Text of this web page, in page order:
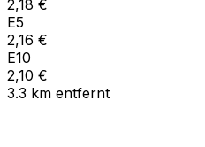
2,18 €
E5
2,16 €
E10
2,10 €
3.3 km entfernt